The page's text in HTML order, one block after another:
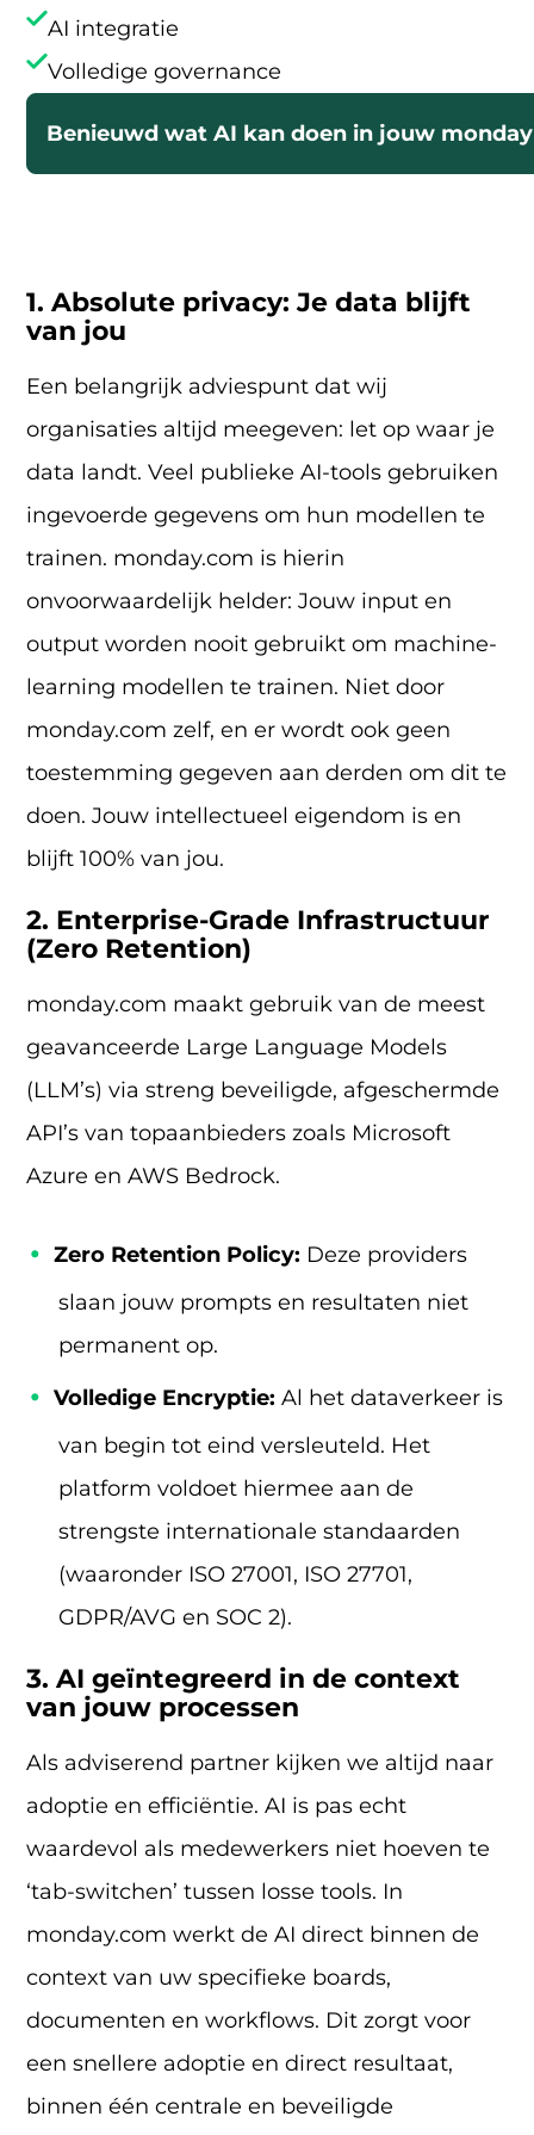
AI integratie
Volledige governance
Benieuwd wat AI kan doen in jouw
1. Absolute privacy: Je data blijft
van jou
Een belangrijk adviespunt dat wij
organisaties altijd meegeven: let op waar je
data landt. Veel publieke AI-tools gebruiken
ingevoerde gegevens om hun modellen te
trainen. monday.com is hierin
onvoorwaardelijk helder: Jouw input en
output worden nooit gebruikt om machine-
learning modellen te trainen. Niet door
monday.com zelf, en er wordt ook geen
toestemming gegeven aan derden om dit te
doen. Jouw intellectueel eigendom is en
blijft 100% van jou.
2. Enterprise-Grade Infrastructuur
(Zero Retention)
monday.com maakt gebruik van de meest
geavanceerde Large Language Models
(LLM’s) via streng beveiligde, afgeschermde
API’s van topaanbieders zoals Microsoft
Azure en AWS Bedrock.
Zero Retention Policy: Deze providers
slaan jouw prompts en resultaten niet
permanent op.
Volledige Encryptie: Al het dataverkeer is
van begin tot eind versleuteld. Het
platform voldoet hiermee aan de
strengste internationale standaarden
(waaronder ISO 27001, ISO 27701,
GDPR/AVG en SOC 2).
3. AI geïntegreerd in de context
van jouw processen
Als adviserend partner kijken we altijd naar
adoptie en efficiëntie. AI is pas echt
waardevol als medewerkers niet hoeven te
‘tab-switchen’ tussen losse tools. In
monday.com werkt de AI direct binnen de
context van uw specifieke boards,
documenten en workflows. Dit zorgt voor
een snellere adoptie en direct resultaat,
binnen één centrale en beveiligde